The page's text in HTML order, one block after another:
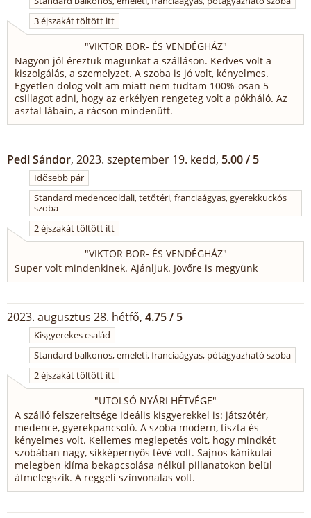
3 éjszakát töltött itt
"VIKTOR BOR- ÉS VENDÉGHÁZ"
Nagyon jól éreztük magunkat a szálláson. Kedves volt a
kiszolgálás, a szemelyzet. A szoba is jó volt, kényelmes.
Egyetlen dolog volt am miatt nem tudtam 100%-osan 5
csillagot adni, hogy az erkélyen rengeteg volt a pókháló. Az
asztal lábain, a rácson mindenütt.
Pedl Sándor, 2023. szeptember 19. kedd, 5.00 / 5
Idősebb pár
Standard medenceoldali, tetőtéri, franciaágyas, gyerekkuckós
szoba
2 éjszakát töltött itt
"VIKTOR BOR- ÉS VENDÉGHÁZ"
Super volt mindenkinek. Ajánljuk. Jövőre is megyünk
2023. augusztus 28. hétfő, 4.75 / 5
Kisgyerekes család
Standard balkonos, emeleti, franciaágyas, pótágyazható szoba
2 éjszakát töltött itt
"UTOLSÓ NYÁRI HÉTVÉGE"
A szálló felszereltsége ideális kisgyerekkel is: játszótér,
medence, gyerekpancsoló. A szoba modern, tiszta és
kényelmes volt. Kellemes meglepetés volt, hogy mindkét
szobában nagy, síkképernyős tévé volt. Sajnos kánikulai
melegben klíma bekapcsolása nélkül pillanatokon belül
átmelegszik. A reggeli színvonalas volt.